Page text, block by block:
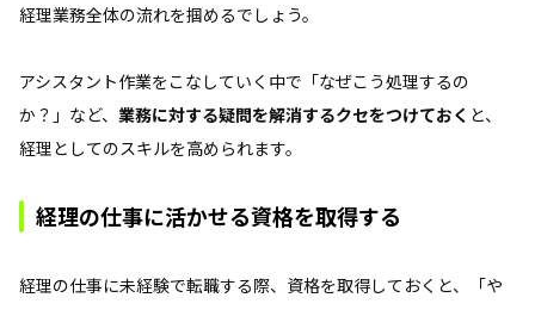
経理業務全体の流れを掴めるでしょう。
アシスタント作業をこなしていく中で「なぜこう処理するの
か？」など、 業務に対する疑問を解消するクセをつけておく と、
経理としてのスキルを高められます。
経理の仕事に活かせる資格を取得する
経理の仕事に未経験で転職する際、資格を取得しておくと、「や